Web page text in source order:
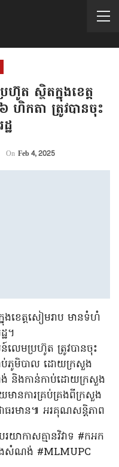
ត ស្ថិតក្នុងខេត្ត
កតា ត្រូវបានចុះ
ឋ
On Feb 4, 2025
ខេត្តសៀមរាប មានទំហំ
។
លេមប្រហ៊ូត ត្រូវបានចុះ
ប់ភូមិបាល ដោយក្រសួង
និងកាន់កាប់ដោយក្រសួង
មានការគ្រប់គ្រងពីក្រសួង
ាធរមាន៕ អរគុណសន្តិភាព
យាកាសគ្មានវិវាទ​ #កអក​
ងសំណង់​ #MLMUPC